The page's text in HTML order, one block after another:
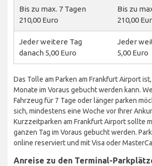
Bis zu max. 7 Tagen
210,00 Euro
Bis zu
210,00
Jeder weitere Tag
danach 5,00 Euro
Jeder
5,00 Euro
Das Tolle am Parken am Frankfurt Airport
Monate im Voraus gebucht werden kann.
Fahrzeug für 7 Tage oder länger parken
sich, mindestens eine Woche vor Ihrer
Kurzzeitparken am Frankfurt Airport sollte
ganzen Tag im Voraus gebucht werden.
online reserviert und mit Visa oder
Anreise zu den Terminal-